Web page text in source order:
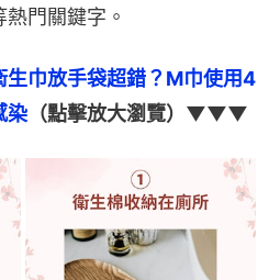
門關鍵字。
生巾放手袋超錯？M巾使用4
染（點擊放大瀏覽）▼▼▼